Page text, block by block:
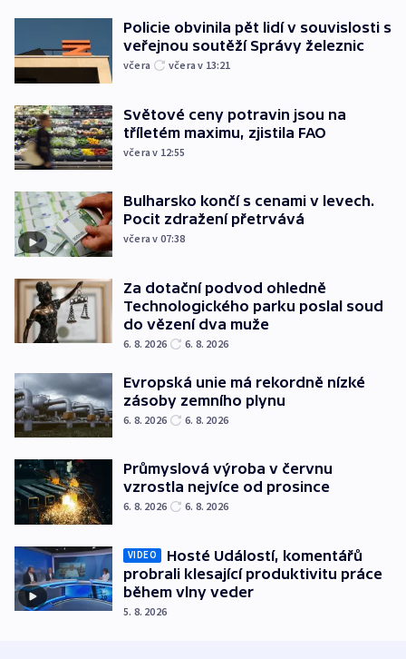
Policie obvinila pět lidí v souvislosti s
veřejnou soutěží Správy železnic
včera včera v 13:21
Světové ceny potravin jsou na
tříletém maximu, zjistila FAO
včera v 12:55
Bulharsko končí s cenami v levech.
Pocit zdražení přetrvává
včera v 07:38
Za dotační podvod ohledně
Technologického parku poslal soud
do vězení dva muže
6. 8. 2026 6. 8. 2026
Evropská unie má rekordně nízké
zásoby zemního plynu
6. 8. 2026 6. 8. 2026
Průmyslová výroba v červnu
vzrostla nejvíce od prosince
6. 8. 2026 6. 8. 2026
VIDEO
Hosté Událostí, komentářů
probrali klesající produktivitu práce
během vlny veder
5. 8. 2026